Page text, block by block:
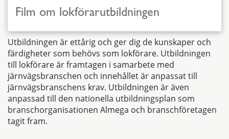
Film om lokförarutbildningen
Utbildningen är ettårig och ger dig de kunskaper och
färdigheter som behövs som lokförare. Utbildningen
till lokförare är framtagen i samarbete med
järnvägsbranschen och innehållet är anpassat till
järnvägsbranschens krav. Utbildningen är även
anpassad till den nationella utbildningsplan som
branschorganisationen Almega och branschföretagen
tagit fram.